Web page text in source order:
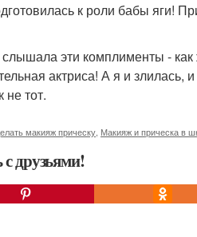
к роли бабы яги!
эти комплименты -
актриса! А я и
не тот.
макияж прическу Макияж и прическа в
друзьями!